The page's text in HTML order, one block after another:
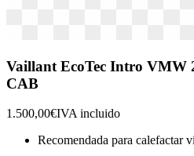
Vaillant EcoTec Intro VMW
CAB
1.500,00€IVA incluido
Recomendada para calefactar